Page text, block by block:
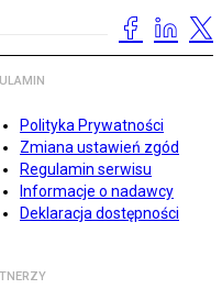
Polityka Prywatności
Zmiana ustawień zgód
Regulamin serwisu
Informacje o nadawcy
Deklaracja dostępności